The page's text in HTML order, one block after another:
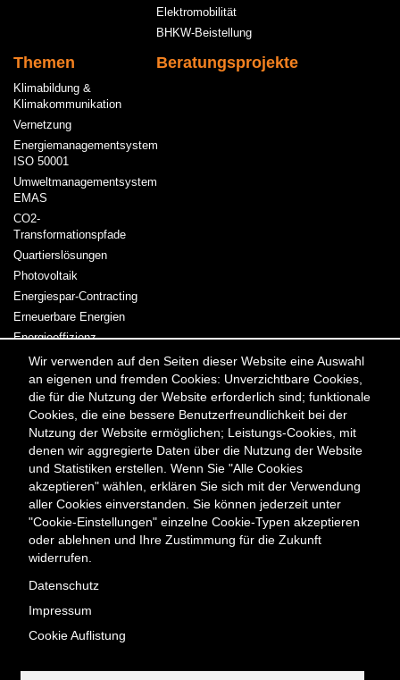
Wir verwenden auf den Seiten dieser Website eine Auswahl
an eigenen und fremden Cookies: Unverzichtbare Cookies,
die für die Nutzung der Website erforderlich sind; funktionale
Cookies, die eine bessere Benutzerfreundlichkeit bei der
Nutzung der Website ermöglichen; Leistungs-Cookies, mit
denen wir aggregierte Daten über die Nutzung der Website
und Statistiken erstellen. Wenn Sie "Alle Cookies
akzeptieren" wählen, erklären Sie sich mit der Verwendung
aller Cookies einverstanden. Sie können jederzeit unter
"Cookie-Einstellungen" einzelne Cookie-Typen akzeptieren
oder ablehnen und Ihre Zustimmung für die Zukunft
widerrufen.
Datenschutz
Impressum
Cookie Auflistung
Elektromobilität
BHKW-Beistellung
Themen
Klimabildung &
Klimakommunikation
Vernetzung
Energiemanagementsystem
ISO 50001
Umweltmanagementsystem
EMAS
CO2-
Transformationspfade
Quartierslösungen
Photovoltaik
Energiespar-Contracting
Erneuerbare Energien
Energieeffizienz
Kraft-Wärme-Kopplung
Beratungsprojekte
Strom & Wärme
Meta
Menü
Kontakt Presse & Medien Karriere
Veranstaltungen
Newsletter
Kontakt
Berliner Energieagentur GmbH
Fasanenstraße 85
10623 Berlin
office@berliner-e-agentur.de
Telefonische Erreichbarkeit: